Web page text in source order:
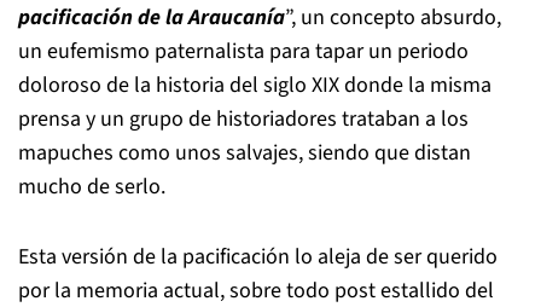
pacificación de la Araucanía”, un concepto absurdo,
un eufemismo paternalista para tapar un periodo
doloroso de la historia del siglo XIX donde la misma
prensa y un grupo de historiadores trataban a los
mapuches como unos salvajes, siendo que distan
mucho de serlo.
Esta versión de la pacificación lo aleja de ser querido
por la memoria actual, sobre todo post estallido del